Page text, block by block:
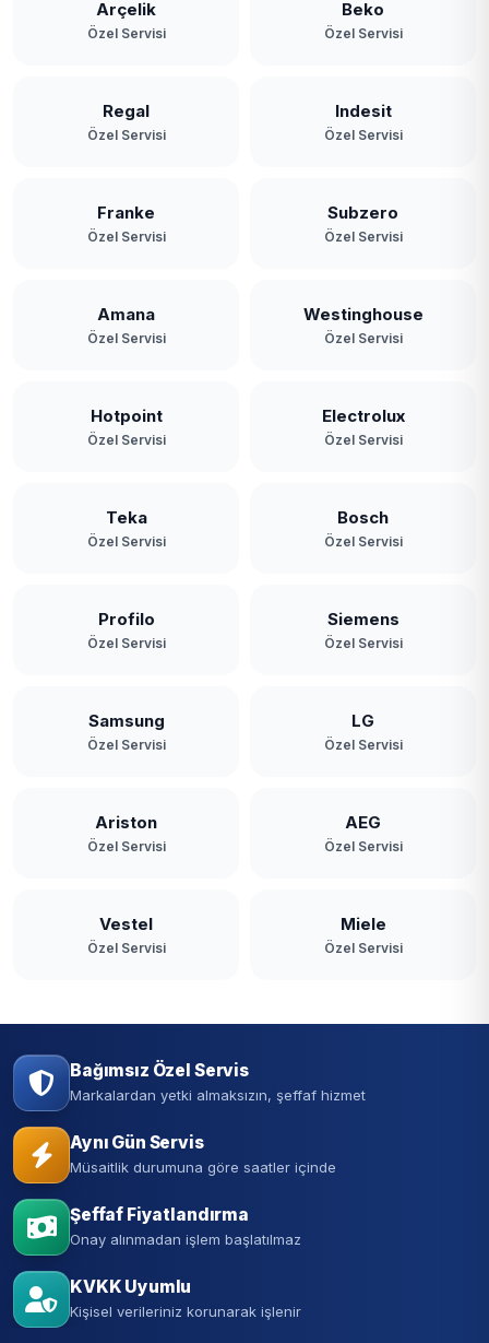
Arçelik
Özel Servisi
Beko
Özel Servisi
Regal
Özel Servisi
Indesit
Özel Servisi
Franke
Özel Servisi
Subzero
Özel Servisi
Amana
Özel Servisi
Westinghouse
Özel Servisi
Hotpoint
Özel Servisi
Electrolux
Özel Servisi
Teka
Özel Servisi
Bosch
Özel Servisi
Profilo
Özel Servisi
Siemens
Özel Servisi
Samsung
Özel Servisi
LG
Özel Servisi
Ariston
Özel Servisi
AEG
Özel Servisi
Vestel
Özel Servisi
Miele
Özel Servisi
Bağımsız Özel Servis
Markalardan yetki almaksızın, şeffaf hizmet
Aynı Gün Servis
Müsaitlik durumuna göre saatler içinde
Şeffaf Fiyatlandırma
Onay alınmadan işlem başlatılmaz
KVKK Uyumlu
Kişisel verileriniz korunarak işlenir